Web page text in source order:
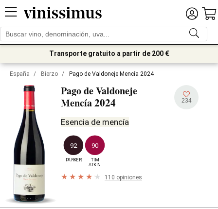
Transporte gratuito a partir de 200 €
España / Bierzo / Pago de Valdoneje Mencía 2024
Pago de Valdoneje
Mencía2024 234
Esencia de mencía
92
PARKER
90
TIM
ATKIN
110 opiniones